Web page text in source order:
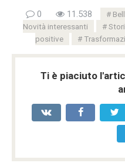
0 11.538
Novità interessanti
positive
Ti è piaciuto